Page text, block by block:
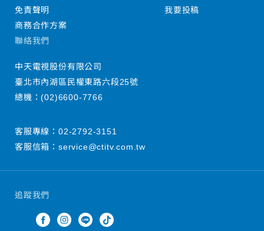
追蹤我們
免責聲明
商務合作方案
我要投稿
聯絡我們
中天電視股份有限公司
臺北市內湖區民權東路六段25號
總機：(02)6600-7766
客服專線： 02-2792-3151
客服信箱： service@ctitv.com.tw